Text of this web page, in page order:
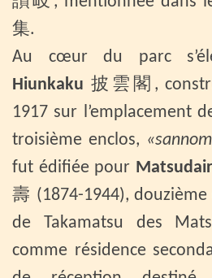
集.
Au cœur du parc
Hiunkaku 披雲閣,
1917 sur l’emplacement
troisième enclos,
fut édifiée pour
壽 (1874-1944),
de Takamatsu des
comme résidence